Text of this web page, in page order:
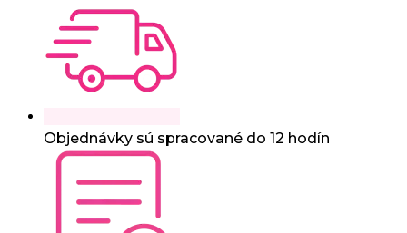
Objednávky sú spracované do 12 hodín